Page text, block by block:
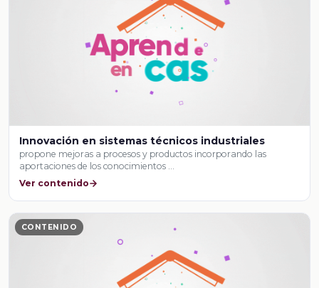
Innovación en sistemas técnicos industriales
propone mejoras a procesos y productos incorporando las
aportaciones de los conocimientos …
Ver contenido
CONTENIDO